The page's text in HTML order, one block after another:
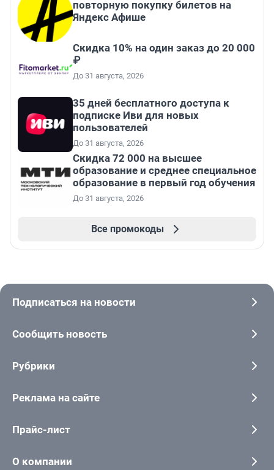
повторную покупку билетов на
Яндекс Афише
Скидка 10% на один заказ до 20 000
₽
До 31 августа, 2026
35 дней бесплатного доступа к
подписке Иви для новых
пользователей
До 31 августа, 2026
Скидка 72 000 на высшее
образование и среднее специальное
образование в первый год обучения
До 31 августа, 2026
Все промокоды
Подписаться на новости
Сообщить новость
Рубрики
Реклама на сайте
Прайс-лист
О компании